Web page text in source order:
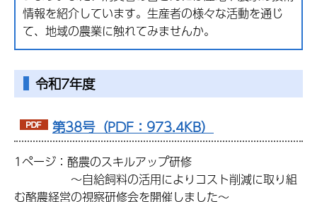
情報を紹介しています。生産者の様々な活動を通じ
て、地域の農業に触れてみませんか。
令和7年度
第38号（PDF：973.4KB）
1ページ：酪農のスキルアップ研修
～自給飼料の活用によりコスト削減に取り組
む酪農経営の視察研修会を開催しました～